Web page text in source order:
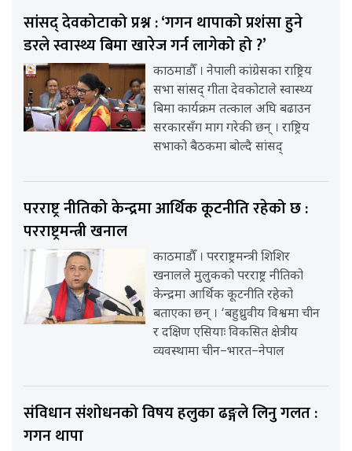
सांसद् देवकोटाको प्रश्न : ‘गगन थापाको प्रशंसा हुने
डरले स्वास्थ्य बिमा खारेज गर्न लागेको हो ?’
काठमाडौँ । नेपाली कांग्रेसका राष्ट्रिय
सभा सांसद् गीता देवकोटाले स्वास्थ्य
बिमा कार्यक्रम तत्काल अघि बढाउन
सरकारसँग माग गरेकी छन् । राष्ट्रिय
सभाको बैठकमा बोल्दै सांसद्
परराष्ट्र नीतिको केन्द्रमा आर्थिक कूटनीति रहेको छ :
परराष्ट्रमन्त्री खनाल
काठमाडौँ । परराष्ट्रमन्त्री शिशिर
खनालले मुलुकको परराष्ट्र नीतिको
केन्द्रमा आर्थिक कूटनीति रहेको
बताएका छन् । ‘बहुध्रुवीय विश्वमा चीन
र दक्षिण एसियाः विकसित क्षेत्रीय
व्यवस्थामा चीन–भारत–नेपाल
संविधान संशोधनको विषय हलुका ढङ्गले लिनु गलत :
गगन थापा